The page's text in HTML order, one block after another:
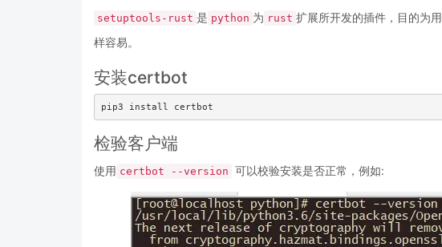
setuptools-rust 是 python 为 rust 扩展所开发的插件，目的为用
样容易。
安装certbot
检验客户端
使用 certbot --version 可以校验安装是否正常，例如: